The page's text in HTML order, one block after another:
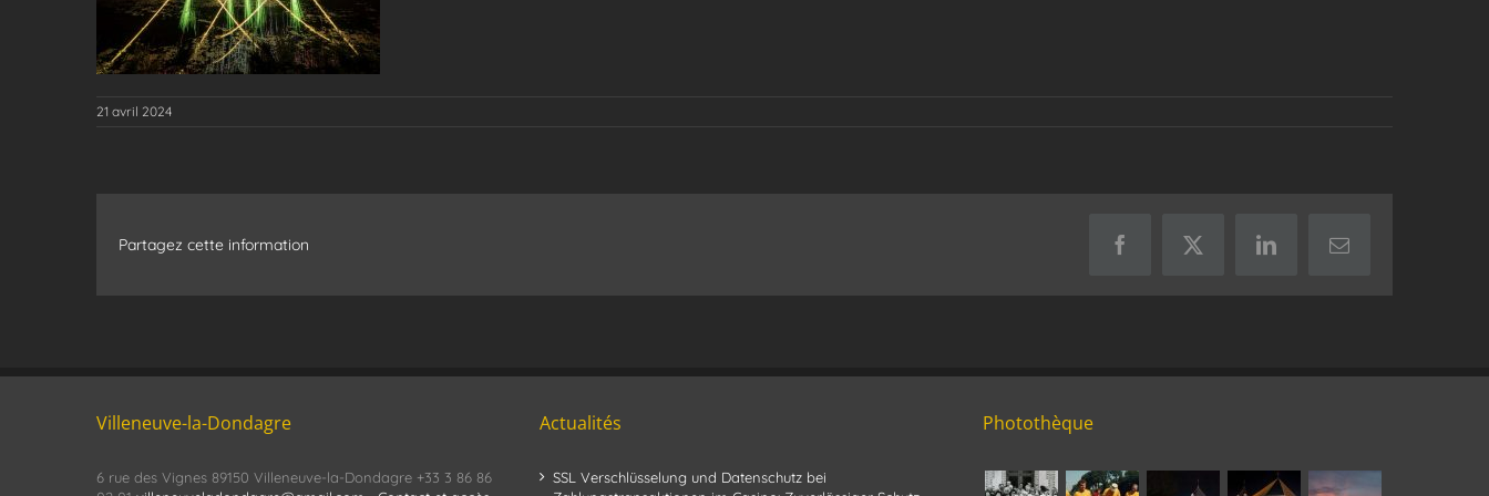
21 avril 2024
Partagez cette information FacebookX LinkedInEmail
Villeneuve-la-Dondagre
6 rue des Vignes 89150 Villeneuve-la-Dondagre +33 3 86 86
Actualités
SSL Verschlüsselung und Datenschutz bei
Photothèque